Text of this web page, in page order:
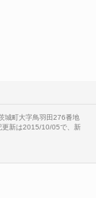
城町大字鳥羽田276番地
新は2015/10/05で、新